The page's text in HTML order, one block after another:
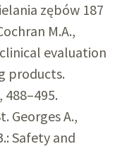
zębów 187
M.A.,
evaluation
products.
Georges A.,
Safety and